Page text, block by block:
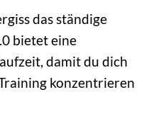
das ständige
bietet eine
damit du dich
konzentrieren